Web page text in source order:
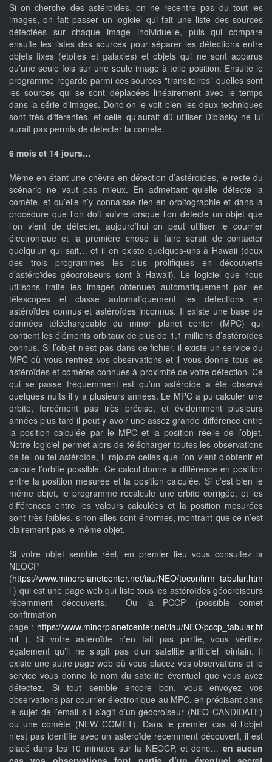
Si on cherche des astéroïdes, on ne recentre pas du tout les
images, on fait passer un logiciel qui fait une liste des sources
détectées sur chaque image individuelle, puis qui compare
ensuite les listes des sources pour séparer les détections entre
objets fixes (étoiles et galaxies) et objets qui ne sont apparus
qu’une seule fois sur une seule image à telle position. Ensuite le
programme regarde parmi ces sources "transitoires" quelles sont
les sources qui se sont déplacées linéairement avec le temps
dans la série d'images. Donc on le voit bien les deux techniques
sont très différentes, et celle qu’aurait dû utiliser Dibiasky ne lui
aurait pas permis de détecter la comète.
6 mois et 14 jours…
Même en étant une chèvre en détection d’astéroïdes, le reste du
scénario ne vaut pas mieux. En admettant qu’elle détecte la
comète, et qu’elle n’y connaisse rien en orbitographie et dans la
procédure que l’on doit suivre lorsque l’on détecte un objet que
l’on vient de détecter, aujourd’hui on peut utiliser le courrier
électronique et la première chose à faire serait de contacter
quelqu’un qui sait… et il en existe quelques-uns à Hawaii (deux
des trois programmes les plus prolifiques en découverte
d’astéroïdes géocroiseurs sont à Hawaii). Le logiciel que nous
utilisons traite les images obtenues automatiquement par les
télescopes et classe automatiquement les détections en
astéroïdes connus et astéroïdes inconnus. Il existe une base de
données téléchargeable du minor planet center (MPC) qui
contient les éléments orbitaux de plus de 1.1 millions d’astéroïdes
connus. Si l’objet n’est pas dans ce fichier, il existe un service du
MPC où vous rentrez vos observations et il vous donne tous les
astéroïdes et comètes connues à proximité de votre détection. Ce
qui se passe fréquemment est qu’un astéroïde a été observé
quelques nuits il y a plusieurs années. Le MPC a pu calculer une
orbite, forcément pas très précise, et évidemment plusieurs
années plus tard il peut y avoir une assez grande différence entre
la position calculée par le MPC et la position réelle de l’objet.
Notre logiciel permet alors de télécharger toutes les observations
de tel ou tel astéroïde, il rajoute celles que l’on vient d’obtenir et
calcule l’orbite possible. Ce calcul donne la différence en position
entre la position mesurée et la position calculée. Si c’est bien le
même objet, le programme recalcule une orbite corrigée, et les
différences entre les valeurs calculées et la position mesurées
sont très faibles, sinon elles sont énormes, montrant que ce n’est
clairement pas le même objet.
Si votre objet semble réel, en premier lieu vous consultez la
NEOCP
(https://www.minorplanetcenter.net/iau/NEO/toconfirm_tabular.htm
l ) qui est une page web qui liste tous les astéroïdes géocroiseurs
récemment découverts. Ou la PCCP (possible comet
confirmation
page : https://www.minorplanetcenter.net/iau/NEO/pccp_tabular.ht
ml ). Si votre astéroïde n’en fait pas partie, vous vérifiez
également qu’il ne s’agit pas d’un satellite artificiel lointain. Il
existe une autre page web où vous placez vos observations et le
service vous donne le nom du satellite éventuel que vous avez
détectez. Si tout semble encore bon, vous envoyez vos
observations par courrier électronique au MPC, en précisant dans
le sujet de l’email s’il s’agit d’un géocroiseur (NEO CANDIDATE)
ou une comète (NEW COMET). Dans le premier cas si l’objet
n’est pas identifié avec un astéroïde récemment découvert, il est
placé dans les 10 minutes sur la NEOCP, et donc… en aucun